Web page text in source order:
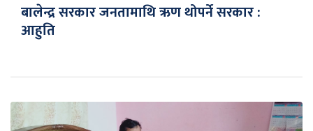
बालेन्द्र सरकार जनतामाथि ऋण थोपर्ने सरकार :
आहुति